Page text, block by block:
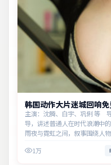
韩国动作大片迷城回响
主演：沈腾、白宇、巩俐 等
导，讲述普通人在时代浪潮中
雨夜与霓虹之间，叙事围绕人
义。1万